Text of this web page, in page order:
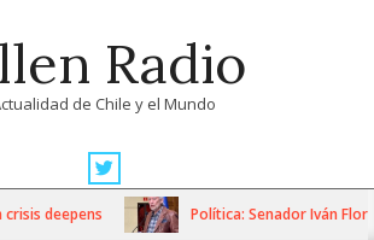
Radio
de Chile y el Mundo
deepens Política: Senador Iván Flores